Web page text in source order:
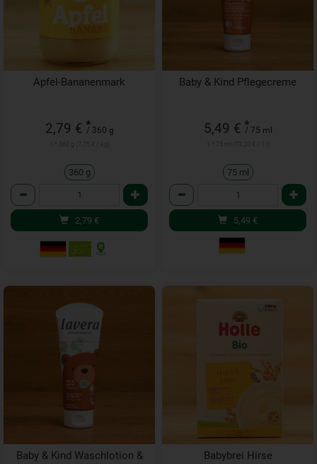
Apfel-Bananenmark
2,79 € *
/ 360 g
360 g
Anzahl
2,79 €
Baby & Kind Pflegecreme
5,49 € *
/ 75 ml
75 ml
Anzahl
5,49 €
Baby & Kind Waschlotion &
Babybrei Hirse